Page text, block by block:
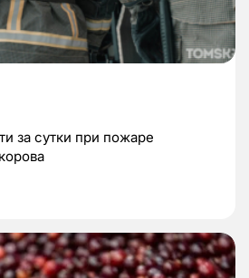
за сутки при пожаре